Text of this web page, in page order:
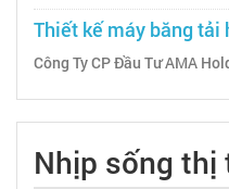
Thiết kế máy băng tải
Công Ty CP Đầu Tư AMA
Nhịp sống thị